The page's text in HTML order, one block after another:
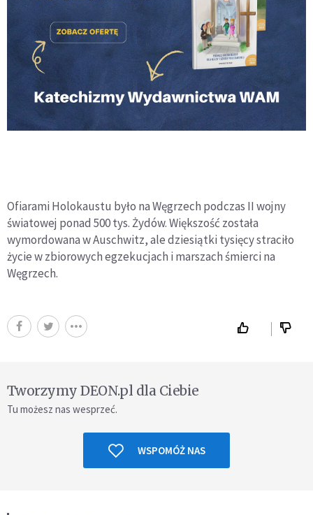
Ofiarami Holokaustu było na Węgrzech podczas II wojny
światowej ponad 500 tys. Żydów. Większość została
wymordowana w Auschwitz, ale dziesiątki tysięcy straciło
życie w zbiorowych egzekucjach i marszach śmierci na
Węgrzech.
Tworzymy DEON.pl dla Ciebie
Tu możesz nas wesprzeć.
WSPOMÓŻ NAS